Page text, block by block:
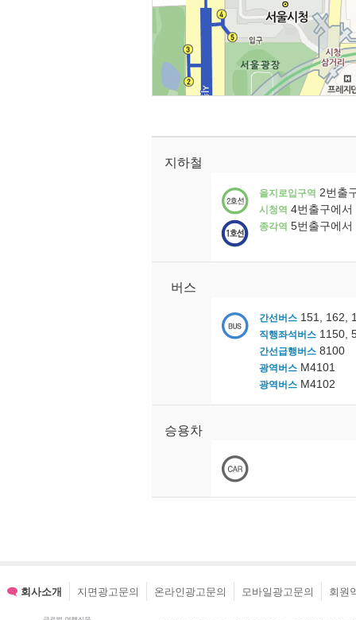
지하철
을지로입구역 2번출
시청역 4번출구에
종각역 5번출구에
버스
간선버스 151, 162,
직행좌석버스 1150,
간선급행버스 8100
광역버스 M4101
광역버스 M4102
승용차
회사소개 지면광고문의 온라인광고문의 모바일광고문의 회원